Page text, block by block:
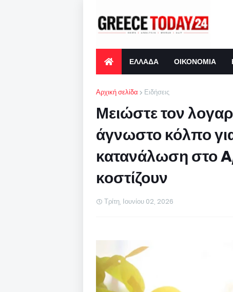
ΕΛΛΑΔΑ ΟΙΚΟΝΟΜΙΑ
Αρχική σελίδα Ειδήσεις
Μειώστε τον
άγνωστο κόλπο
κατανάλωση στο
κοστίζουν
Τρίτη, Ιουνίου 02, 2026